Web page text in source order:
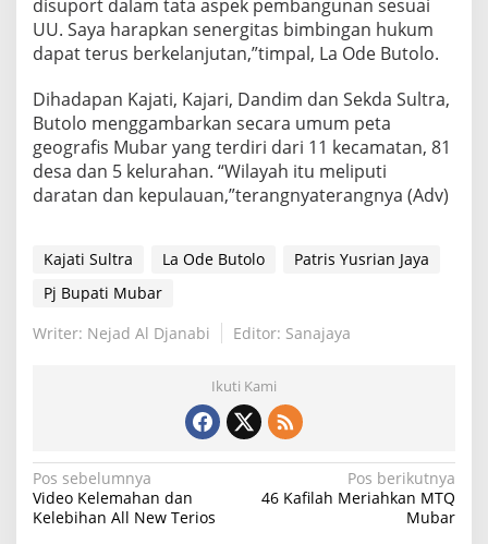
disuport dalam tata aspek pembangunan sesuai
UU. Saya harapkan senergitas bimbingan hukum
dapat terus berkelanjutan,”timpal, La Ode Butolo.
Dihadapan Kajati, Kajari, Dandim dan Sekda Sultra,
Butolo menggambarkan secara umum peta
geografis Mubar yang terdiri dari 11 kecamatan, 81
desa dan 5 kelurahan. “Wilayah itu meliputi
daratan dan kepulauan,”terangnyaterangnya (Adv)
Kajati Sultra La Ode Butolo
Patris Yusrian Jaya
Pj Bupati Mubar
Writer: Nejad Al Djanabi
Editor: Sanajaya
Ikuti Kami
Navigasi
pos
Pos sebelumnya
Video Kelemahan dan
Kelebihan All New Terios
Pos berikutnya
46 Kafilah Meriahkan MTQ
Mubar